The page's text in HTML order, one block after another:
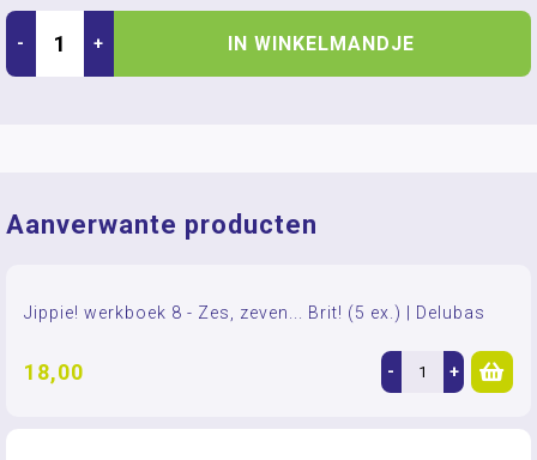
- + IN WINKELMANDJE
Aanverwante producten
Jippie! werkboek 8 - Zes, zeven... Brit! (5 ex.) | Delubas
18,00 - +